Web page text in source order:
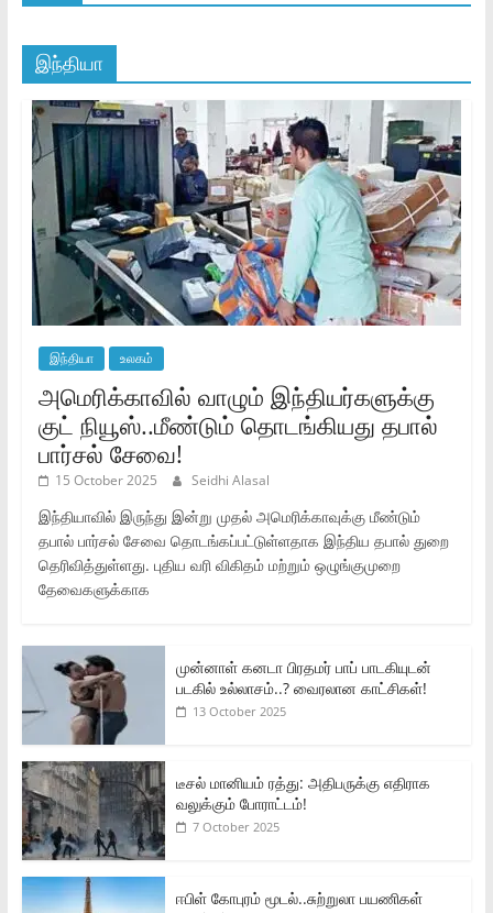
இந்தியா
இந்தியா உலகம்
அமெரிக்காவில் வாழும் இந்தியர்களுக்கு
குட் நியூஸ்..மீண்டும் தொடங்கியது தபால்
பார்சல் சேவை!
15 October 2025 Seidhi Alasal
இந்தியாவில் இருந்து இன்று முதல் அமெரிக்காவுக்கு மீண்டும்
தபால் பார்சல் சேவை தொடங்கப்பட்டுள்ளதாக இந்திய தபால் துறை
தெரிவித்துள்ளது. புதிய வரி விகிதம் மற்றும் ஒழுங்குமுறை
தேவைகளுக்காக
முன்னாள் கனடா பிரதமர் பாப் பாடகியுடன்
படகில் உல்லாசம்..? வைரலான காட்சிகள்!
13 October 2025
டீசல் மானியம் ரத்து: அதிபருக்கு எதிராக
வலுக்கும் போராட்டம்!
7 October 2025
ஈபிள் கோபுரம் மூடல்..சுற்றுலா பயணிகள்